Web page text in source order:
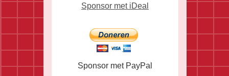
Sponsor met iDeal
Sponsor met PayPal